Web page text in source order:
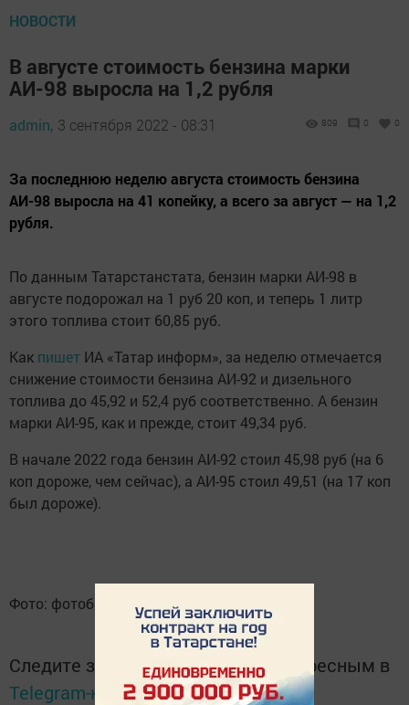
НОВОСТИ
В августе стоимость бензина марки
АИ-98 выросла на 1,2 рубля
admin, 3 сентября 2022 - 08:31 809 0 0
За последнюю неделю августа стоимость бензина
АИ-98 выросла на 41 копейку, а всего за август — на 1,2
рубля.
По данным Татарстанстата, бензин марки АИ-98 в
августе подорожал на 1 руб 20 коп, и теперь 1 литр
этого топлива стоит 60,85 руб.
Как пишет ИА «Татар информ», за неделю отмечается
снижение стоимости бензина АИ-92 и дизельного
топлива до 45,92 и 52,4 руб соответственно. А бензин
марки АИ-95, как и прежде, стоит 49,34 руб.
В начале 2022 года бензин АИ-92 стоил 45,98 руб (на 6
коп дороже, чем сейчас), а АИ-95 стоил 49,51 (на 17 коп
был дороже).
Фото: фотобанка ИА "Татар информ"
Следите за самым важным и интересным в
Telegram-каналеТатмедиа